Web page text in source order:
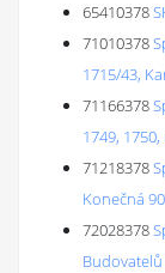
65410378
71010378
1715/43,
71166378
1749,
71218378
Konečná
72028378